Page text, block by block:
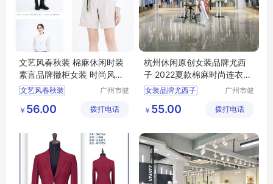
文艺风春秋装 棉麻休闲时装
素言品牌撤柜女装 时尚风衣
连衣裙走份
文艺风春秋装
素言品牌撤柜女装
广州市健
限公司
￥ 56.00 拨打电话
杭州休闲原创女装品牌尤西
子 2022夏款棉麻时尚连衣裙
广州尾货库存
女装品牌尤西子
杭州休闲原创
广州市健
限公司
￥ 55.00 拨打电话